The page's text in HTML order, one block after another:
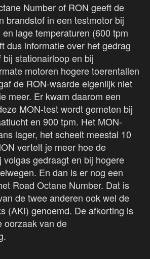
Number of RON geeft de
brandstof in een testmotor bij
lage temperaturen (600 tpm
dus informatie over het gedrag
stationairloop en bij
motoren hogere toerentallen
de RON-waarde eigenlijk niet
meer. Er kwam daarom een
MON-test wordt gemeten bij
en 900 tpm. Het MON-
lager, het scheelt meestal 10
vertelt je meer hoe de
volgas gedraagt en bij hogere
En dan is er nog een
Road Octane Number. Dat is
de twee anderen ook wel de
(AKI) genoemd. De afkorting is
oorzaak van de